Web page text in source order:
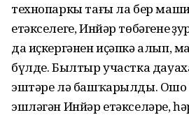
технопаркы тағы ла бер
етәкселеге, Инйәр төбәгенең
да иҫкергәнен иҫәпкә алып,
бүлде. Былтыр участка
эштәре лә башҡарылды. Ошо
эшләгән Инйәр етәкселәре,